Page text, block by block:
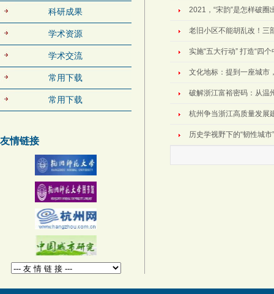
科研成果
学术资源
学术交流
常用下载
常用下载
友情链接
2021，“宋韵”是怎样破圈
老旧小区不能胡乱改！三
实施“五大行动” 打造“四
文化地标：提到一座城市
破解浙江富裕密码：从温
杭州争当浙江高质量发
历史学视野下的“韧性城市